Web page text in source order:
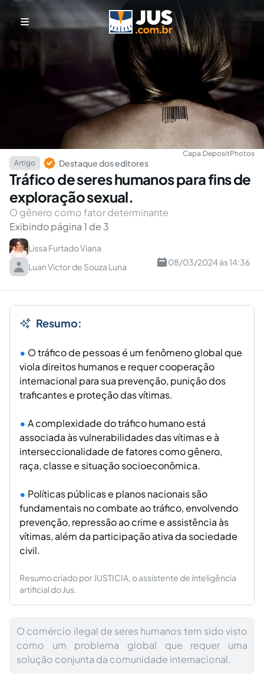
Capa:DepositPhotos
Artigo
Destaque dos editores
Tráfico de seres humanos para fins de
exploração sexual.
O gênero como fator determinante
Exibindo página 1 de 3
Lissa Furtado Viana
Luan Victor de Souza Luna
08/03/2024 às 14:36
Resumo:
O tráfico de pessoas é um fenômeno global que
viola direitos humanos e requer cooperação
internacional para sua prevenção, punição dos
traficantes e proteção das vítimas.
A complexidade do tráfico humano está
associada às vulnerabilidades das vítimas e à
interseccionalidade de fatores como gênero,
raça, classe e situação socioeconômica.
Políticas públicas e planos nacionais são
fundamentais no combate ao tráfico, envolvendo
prevenção, repressão ao crime e assistência às
vítimas, além da participação ativa da sociedade
civil.
Resumo criado por JUSTICIA, o assistente de inteligência
artificial do Jus.
O comércio ilegal de seres humanos tem sido visto
como um problema global que requer uma
solução conjunta da comunidade internacional.